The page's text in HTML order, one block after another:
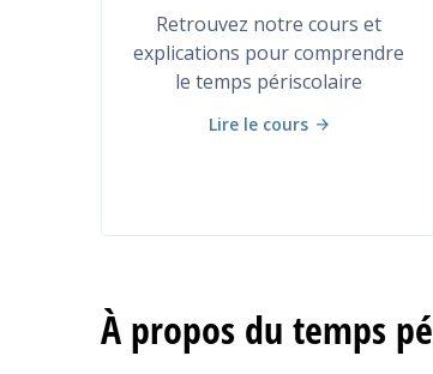
Retrouvez notre cours et
explications pour comprendre
le temps périscolaire
Lire le cours
À propos du temps